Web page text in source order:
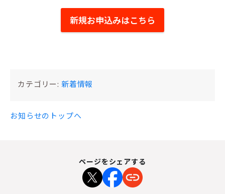
新規お申込みはこちら
カテゴリー: 新着情報
お知らせのトップへ
ページをシェアする